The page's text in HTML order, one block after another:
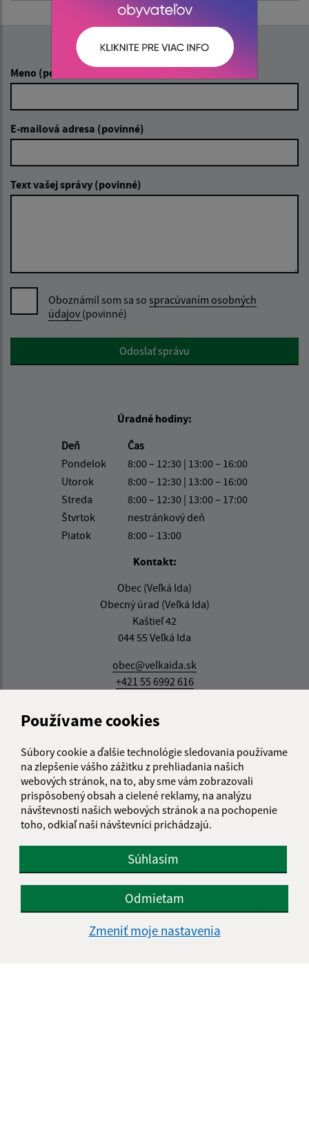
Používame cookies
Súbory cookie a ďalšie technológie sledovania používame
na zlepšenie vášho zážitku z prehliadania našich
webových stránok, na to, aby sme vám zobrazovali
prispôsobený obsah a cielené reklamy, na analýzu
návštevnosti našich webových stránok a na pochopenie
toho, odkiaľ naši návštevníci prichádzajú.
Súhlasím
Odmietam
Zmeniť moje nastavenia
Napíšte nám:
Meno (povinné)
E-mailová adresa (povinné)
Text vašej správy (povinné)
Oboznámil som sa so spracúvaním osobných
údajov (povinné)
Google reCaptcha ResponseOdoslať správu
Úradné hodiny:
Deň
Čas
Pondelok
8:00 – 12:30 | 13:00 – 16:00
Utorok
8:00 – 12:30 | 13:00 – 16:00
Streda
8:00 – 12:30 | 13:00 – 17:00
Štvrtok
nestránkový deň
Piatok
8:00 – 13:00
Kontakt:
Obec (Veľká Ida)
Obecný úrad (Veľká Ida)
Kaštieľ 42
044 55 Veľká Ida
obec@velkaida.sk
+421 55 6992 616